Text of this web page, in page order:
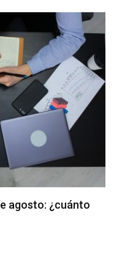
¿cuánto